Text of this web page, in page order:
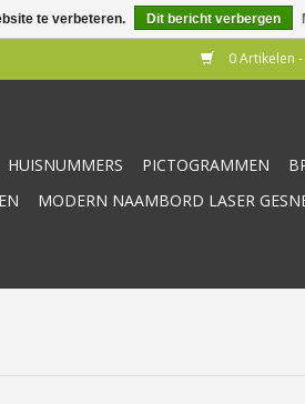
0 Artikelen
HUISNUMMERS PICTOGRAMMEN
MODERN NAAMBORD LASER
te verbeteren. Dit bericht verbergen